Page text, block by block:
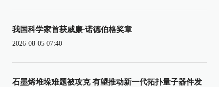
我国科学家首获威廉·诺德伯格奖章
2026-08-05 07:40
石墨烯堆垛难题被攻克 有望推动新一代拓扑量子器件发